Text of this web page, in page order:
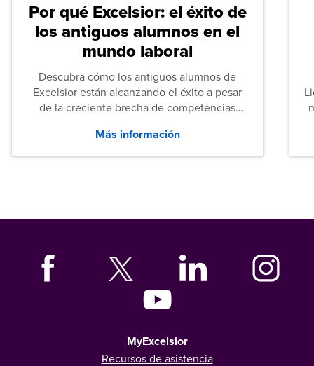
Por qué Excelsior: el éxito de
los antiguos alumnos en el
mundo laboral
Descubra cómo los antiguos alumnos de
Excelsior están alcanzando el éxito a pesar
de la creciente brecha de competencias
tanto las empresas como los recién
graduados en todo Estados Unidos.
Más información
MyExcelsior
Recursos de asistencia